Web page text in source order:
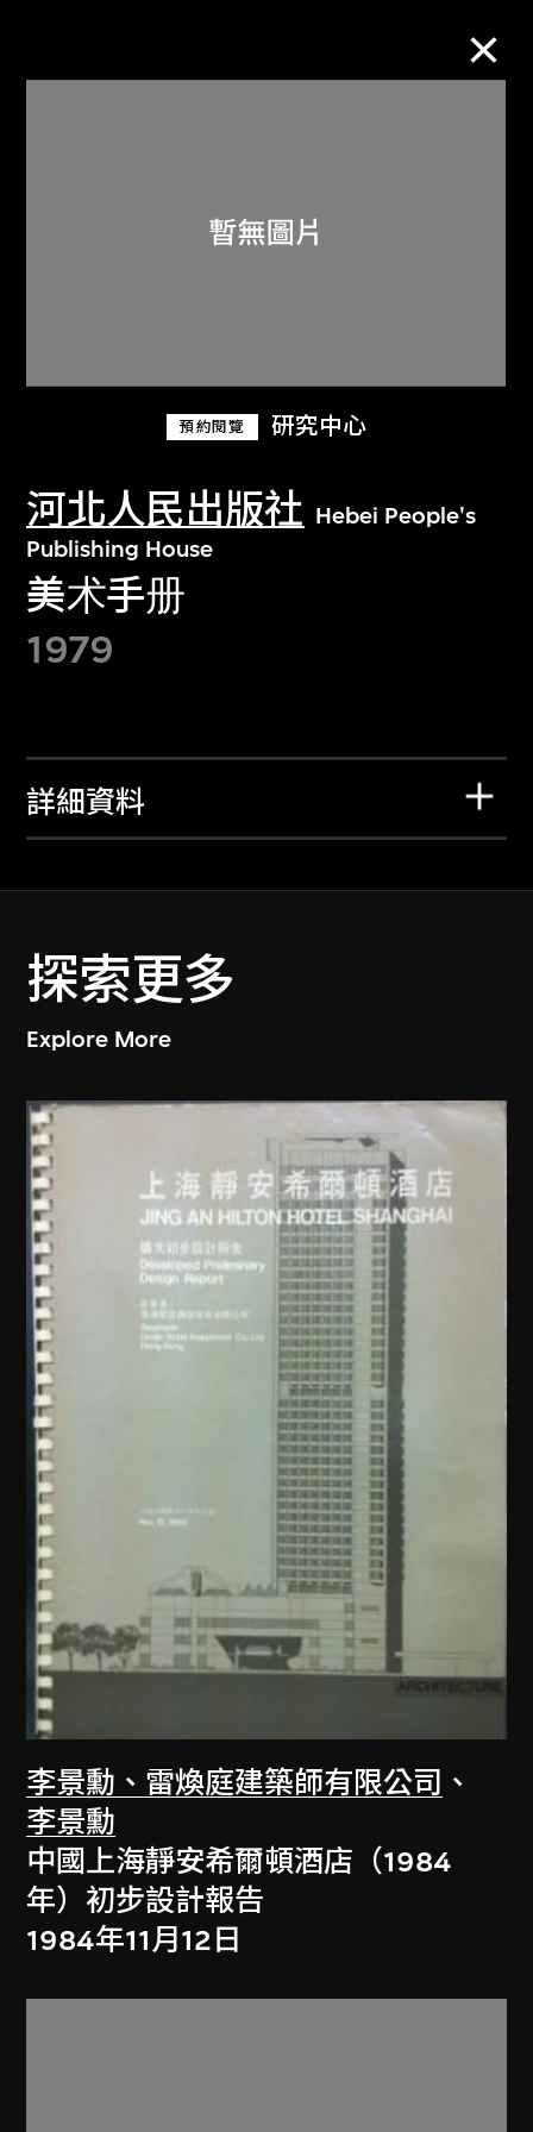
預約閱覽 研究中心
河北人民出版社 Hebei People's
Publishing House
美术手册
1979
詳細資料
探索更多
Explore More
李景勳、雷煥庭建築師有限公司 、
李景勳
中國上海靜安希爾頓酒店（1984
年）初步設計報告
1984年11月12日
關於M+藏品
探索世界頂級的二十及二十一世紀視覺
文化藏品。